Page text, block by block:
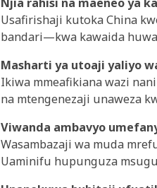
Usafirishaji kutoka China
bandari—kwa kawaida
Masharti ya utoaji yaliyo
Ikiwa mmeafikiana wazi
na mtengenezaji unaweza
Viwanda ambavyo
Wasambazaji wa muda
Uaminifu hupunguza